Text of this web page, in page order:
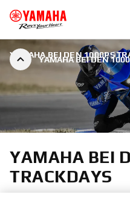
YAMAHA BEI DEN
YAMAHA BEI DEN 1000PS
YAMAHA BEI
TRACKDAYS